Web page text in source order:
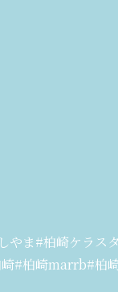
ま#柏崎ケラス
#柏崎marrb#柏